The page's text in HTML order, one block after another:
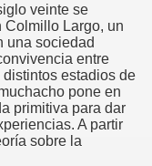
veinte se
Colmillo Largo, un
una sociedad
entre
estadios de
pone en
primitiva para dar
A partir
sobre la